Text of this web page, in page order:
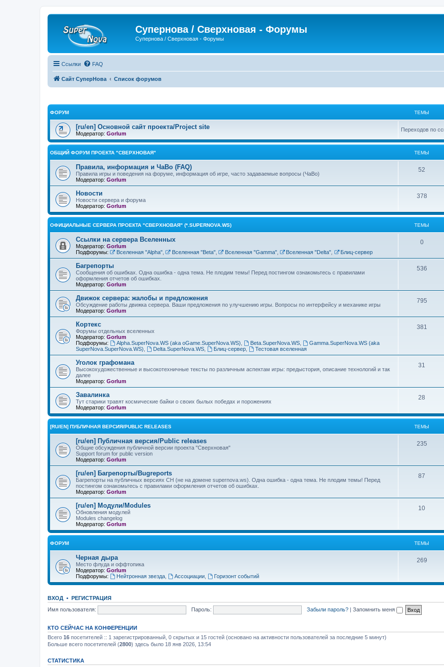
Супернова / Сверхновая - Форумы
Супернова / Сверхновая - Форумы
Ссылки FAQ
Сайт СуперНова Список форумов
ФОРУМ ТЕМЫ
[ru/en] Основной сайт проекта/Project site
Модератор: Gorlum
Переходов по
ОБЩИЙ ФОРУМ ПРОЕКТА "СВЕРХНОВАЯ" ТЕМЫ
Правила, информация и ЧаВо (FAQ)
Правила игры и поведения на форуме, информация об игре, часто задаваемые вопросы (ЧаВо)
Модератор: Gorlum
52
Новости
Новости сервера и форума
Модератор: Gorlum
378
ОФИЦИАЛЬНЫЕ СЕРВЕРА ПРОЕКТА "СВЕРХНОВАЯ" (*.SUPERNOVA.WS) ТЕМЫ
Ссылки на сервера Вселенных
Модератор: Gorlum
Подфорумы:
Вселенная "Alpha", Вселенная "Beta", Вселенная "Gamma", Вселенная "Delta" Блиц-сервер
0
Багрепорты
Сообщения об ошибках. Одна ошибка - одна тема. Не плодим темы! Перед постингом ознакомьтесь с правилами
оформления отчетов об ошибках.
Модератор: Gorlum
536
Движок сервера: жалобы и предложения
Обсуждение работы движка сервера. Ваши предложения по улучшению игры. Вопросы по интерфейсу и механике игры
Модератор: Gorlum
795
Кортекс
Форумы отдельных вселенных
Модератор: Gorlum
Подфорумы:
Alpha.SuperNova.WS (aka oGame.SuperNova.WS) Beta.SuperNova.WS,
Gamma.SuperNova.WS (aka
SuperNova.SuperNova.WS)
Delta.SuperNova.WS, Блиц-сервер, Тестовая вселенная
381
Уголок графомана
Высокохудожественные и высокотехничные тексты по различным аспектам игры: предыстория, описание технологий и так
далее
Модератор: Gorlum
31
Завалинка
Тут старики травят космические байки о своих былых победах и порожениях
Модератор: Gorlum
28
[RU/EN] ПУБЛИЧНАЯ ВЕРСИЯ/PUBLIC RELEASES ТЕМЫ
[ru/en] Публичная версия/Public releases
Общие обсуждения публичной версии проекта "Сверхновая"
Support forum for public version
Модератор: Gorlum
235
[ru/en] Багрепорты/Bugreports
Багрепорты на публичных версиях СН (не на домене supernova.ws). Одна ошибка - одна тема. Не плодим темы! Перед
постингом ознакомьтесь с правилами оформления отчетов об ошибках.
Модератор: Gorlum
87
[ru/en] Модули/Modules
Обновления модулей
Modules changelog
Модератор: Gorlum
10
ФОРУМ ТЕМЫ
Черная дыра
Место флуда и оффтопика
Модератор: Gorlum
Подфорумы:
Нейтронная звезда, Ассоциации, Горизонт событий
269
ВХОД • РЕГИСТРАЦИЯ
Имя пользователя:
Пароль: Забыли пароль? | Запомнить меня
КТО СЕЙЧАС НА КОНФЕРЕНЦИИ
Всего 16 посетителей :: 1 зарегистрированный, 0 скрытых и 15 гостей (основано на активности пользователей за последние 5 минут)
Больше всего посетителей (2800) здесь было 18 янв 2026, 13:54
СТАТИСТИКА